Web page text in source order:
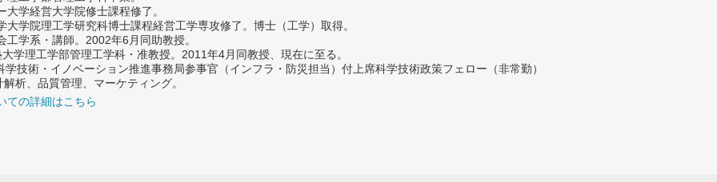
学経営大学院修士課程修了。
大学院理工学研究科博士課程経営工学専攻修了。博士（工学）取得。
工学系・講師。2002年6月同助教授。
学理工学部管理工学科・准教授。2011年4月同教授、現在に至る。
技術・イノベーション推進事務局参事官（インフラ・防災担当）付上席科学技術政策フェロー（非常勤）
析、品質管理、マーケティング。
の詳細はこちら